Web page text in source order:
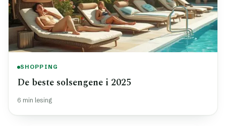
SHOPPING
De beste solsengene i 2025
6 min lesing